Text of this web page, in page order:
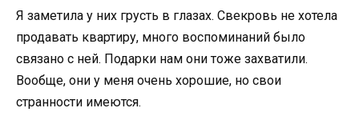
Я заметила у них грусть в глазах. Свекровь не хотела
продавать квартиру, много воспоминаний было
связано с ней. Подарки нам они тоже захватили.
Вообще, они у меня очень хорошие, но свои
странности имеются.